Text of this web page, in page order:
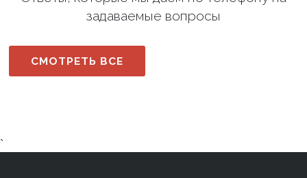
задаваемые вопросы
СМОТРЕТЬ ВСЕ
`